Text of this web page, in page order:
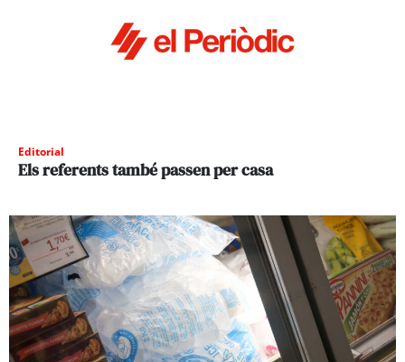
Editorial
Els referents també passen per casa